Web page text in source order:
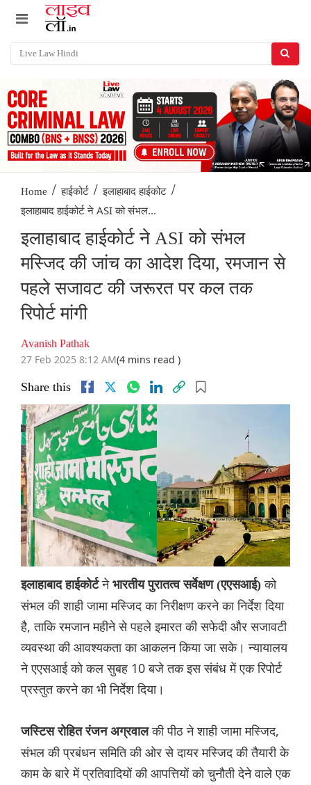
Home / हाईकोर्ट / इलाहाबाद हाईकोट /
इलाहाबाद हाईकोर्ट ने ASI को संभल...
इलाहाबाद हाईकोर्ट ने ASI को संभल
मस्जिद की जांच का आदेश दिया, रमजान से
पहले सजावट की जरूरत पर कल तक
रिपोर्ट मांगी
Avanish Pathak
27 Feb 2025 8:12 AM(4 mins read )
Share this
इलाहाबाद हाईकोर्टने भारतीय पुरातत्व सर्वेक्षण (एएसआई)को
संभल की शाही जामा मस्जिद का निरीक्षण करने का निर्देश दिया
है, ताकि रमजान महीने से पहले इमारत की सफेदी और सजावटी
व्यवस्था की आवश्यकता का आकलन किया जा सके। न्यायालय
ने एएसआई को कल सुबह 10 बजे तक इस संबंध में एक रिपोर्ट
प्रस्तुत करने का भी निर्देश दिया।
जस्टिस रोहित रंजन अग्रवालकी पीठ ने शाही जामा मस्जिद,
संभल की प्रबंधन समिति की ओर से दायर मस्जिद की तैयारी के
काम के बारे में प्रतिवादियों की आपत्तियों को चुनौती देने वाले एक